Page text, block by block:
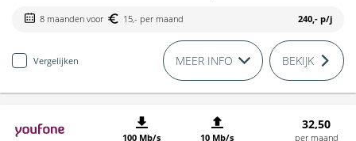
8 maanden voor 15,- per maand 240,- p/j
Vergelijken MEER INFO BEKIJK
100 Mb/s
10 Mb/s
32,50
per maand